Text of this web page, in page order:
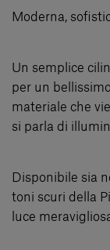
Moderna,
Un semplice
per un
materiale che
si parla di
Disponibile sia
toni scuri della
luce